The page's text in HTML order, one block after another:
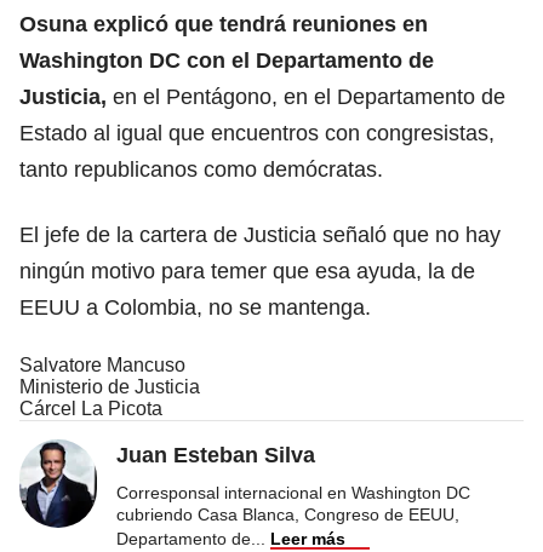
Osuna explicó que tendrá reuniones en
Washington DC con el Departamento de
Justicia, en el Pentágono, en el Departamento de
Estado al igual que encuentros con congresistas,
tanto republicanos como demócratas.
El jefe de la cartera de Justicia señaló que no hay
ningún motivo para temer que esa ayuda, la de
EEUU a Colombia, no se mantenga.
Salvatore Mancuso
Ministerio de Justicia
Cárcel La Picota
Juan Esteban Silva
Corresponsal internacional en Washington DC
cubriendo Casa Blanca, Congreso de EEUU,
Departamento de
Leer más